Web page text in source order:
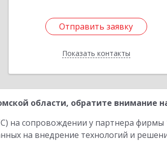
Отправить заявку
Показать контакты
Отправить заявку
Назад
области, обратите внимание
на сопровождении у партнера фирмы
на внедрение технологий и